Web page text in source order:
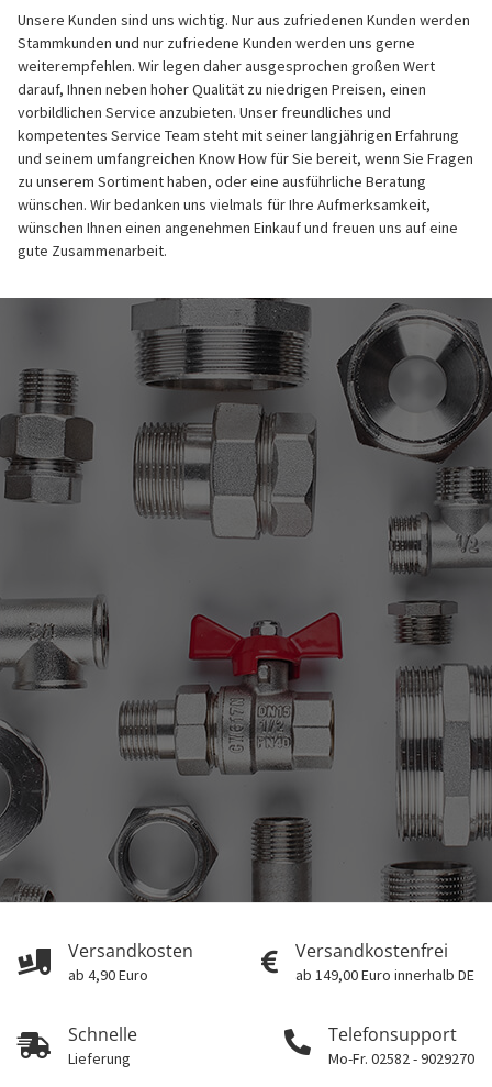
Unsere Kunden sind uns wichtig. Nur aus zufriedenen Kunden werden
Stammkunden und nur zufriedene Kunden werden uns gerne
weiterempfehlen. Wir legen daher ausgesprochen großen Wert
darauf, Ihnen neben hoher Qualität zu niedrigen Preisen, einen
vorbildlichen Service anzubieten. Unser freundliches und
kompetentes Service Team steht mit seiner langjährigen Erfahrung
und seinem umfangreichen Know How für Sie bereit, wenn Sie Fragen
zu unserem Sortiment haben, oder eine ausführliche Beratung
wünschen. Wir bedanken uns vielmals für Ihre Aufmerksamkeit,
wünschen Ihnen einen angenehmen Einkauf und freuen uns auf eine
gute Zusammenarbeit.
Versandkosten
ab 4,90 Euro
Versandkostenfrei
ab 149,00 Euro innerhalb DE
Schnelle
Lieferung
Telefonsupport
Mo-Fr. 02582 - 9029270